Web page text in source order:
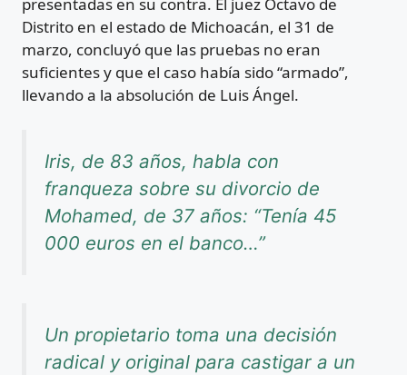
presentadas en su contra. El juez Octavo de
Distrito en el estado de Michoacán, el 31 de
marzo, concluyó que las pruebas no eran
suficientes y que el caso había sido “armado”,
llevando a la absolución de Luis Ángel.
Iris, de 83 años, habla con
franqueza sobre su divorcio de
Mohamed, de 37 años: “Tenía 45
000 euros en el banco…”
Un propietario toma una decisión
radical y original para castigar a un